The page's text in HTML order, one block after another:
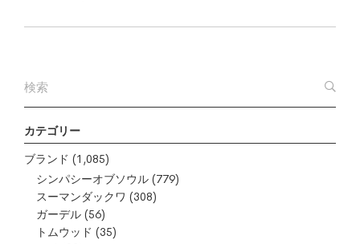
カテゴリー
ブランド (1,085)
シンパシーオブソウル (779)
スーマンダックワ (308)
ガーデル (56)
トムウッド (35)